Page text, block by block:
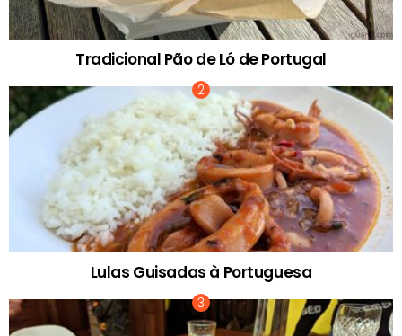
Tradicional Pão de Ló de Portugal
Lulas Guisadas à Portuguesa